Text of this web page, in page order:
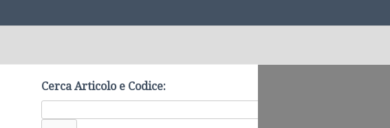
Cerca Articolo e Codice: